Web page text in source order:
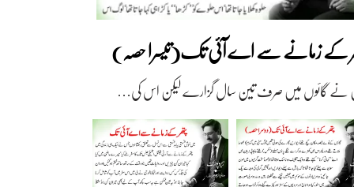
کے زمانے سے اے آئی تک(تیسرا حصہ)
نے گائوں میں صرف تین سال گزارے لیکن اس کی…